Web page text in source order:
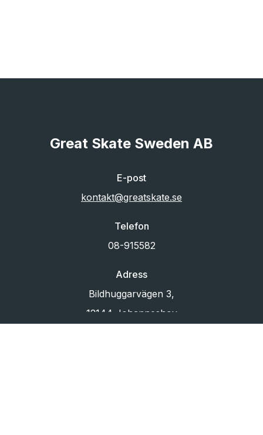
Great Skate Sweden AB
E-post
kontakt@greatskate.se
Telefon
08-915582
Adress
Bildhuggarvägen 3,
12144 Johanneshov